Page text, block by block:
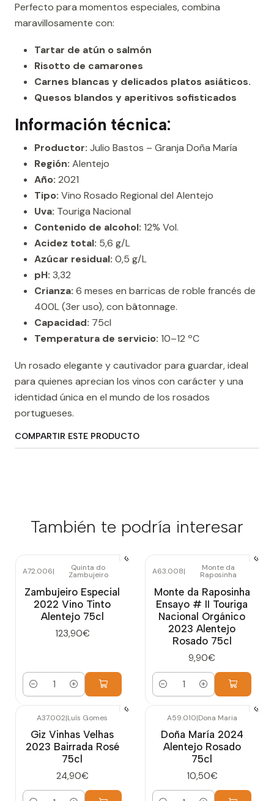
Perfecto para momentos especiales, combina
maravillosamente con:
Tartar de atún o salmón
Risotto de camarones
Carnes blancas y delicados platos asiáticos.
Quesos blandos y aperitivos sofisticados
Información técnica:
Productor: Julio Bastos – Granja Doña María
Región: Alentejo
Año: 2021
Tipo: Vino Rosado Regional del Alentejo
Uva: Touriga Nacional
Contenido de alcohol: 12% Vol.
Acidez total: 5,6 g/L
Azúcar residual: 0,5 g/L
pH: 3,32
Crianza: 6 meses en barricas de roble francés de
400L (3er uso), con bâtonnage.
Capacidad: 75cl
Temperatura de servicio: 10–12 ºC
Un rosado elegante y cautivador para guardar, ideal
para quienes aprecian los vinos con carácter y una
identidad única en el mundo de los rosados
portugueses.
COMPARTIR ESTE PRODUCTO
También te podría interesar
A72.006| Quinta do
Zambujeiro
Zambujeiro Especial
2022 Vino Tinto
Alentejo 75cl
123,90€
Cantidad
A63.008| Monte da
Raposinha
Monte da Raposinha
Ensayo # II Touriga
Nacional Orgánico
2023 Alentejo
Rosado 75cl
9,90€
Cantidad
A37.002|Luís Gomes
Giz Vinhas Velhas
2023 Bairrada Rosé
75cl
24,90€
A59.010|Dona Maria
Doña María 2024
Alentejo Rosado
75cl
10,50€